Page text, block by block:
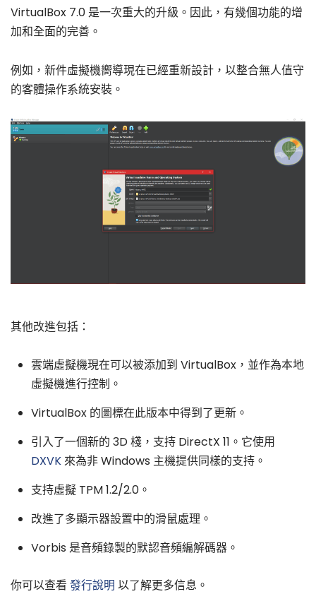
VirtualBox 7.0 是一次重大的升級。因此，有幾個功能的增
加和全面的完善。
例如，新件虛擬機嚮導現在已經重新設計，以整合無人值守
的客體操作系統安裝。
其他改進包括：
雲端虛擬機現在可以被添加到 VirtualBox，並作為本地
虛擬機進行控制。
VirtualBox 的圖標在此版本中得到了更新。
引入了一個新的 3D 棧，支持 DirectX 11。它使用
DXVK來為非 Windows 主機提供同樣的支持。
支持虛擬 TPM 1.2/2.0。
改進了多顯示器設置中的滑鼠處理。
Vorbis 是音頻錄製的默認音頻編解碼器。
你可以查看 發行說明 以了解更多信息。